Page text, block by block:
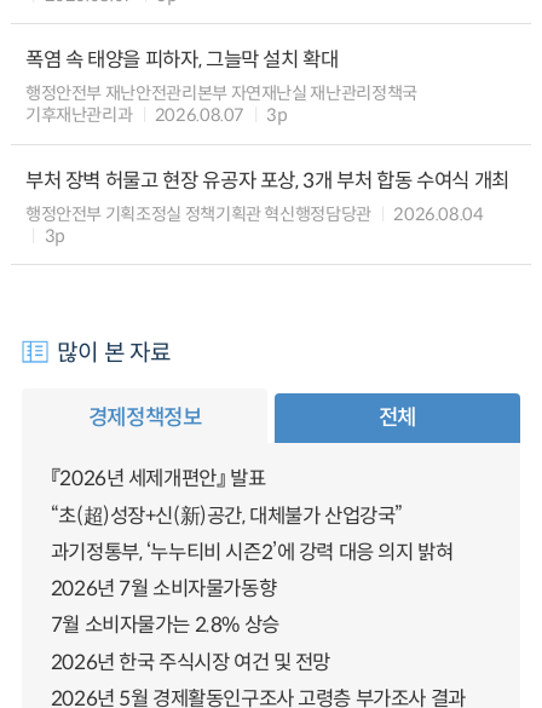
폭염 속 태양을 피하자, 그늘막 설치 확대
행정안전부 재난안전관리본부 자연재난실 재난관리정책국
기후재난관리과
2026.08.07 3p
부처 장벽 허물고 현장 유공자 포상, 3개 부처 합동 수여식 개최
행정안전부 기획조정실 정책기획관 혁신행정담당관
2026.08.04
3p
많이 본 자료
경제정책정보 전체
『2026년 세제개편안』 발표
“초(超)성장+신(新)공간, 대체불가 산업강국”
과기정통부, ‘누누티비 시즌2’에 강력 대응 의지 밝혀
2026년 7월 소비자물가동향
7월 소비자물가는 2.8% 상승
2026년 한국 주식시장 여건 및 전망
2026년 5월 경제활동인구조사 고령층 부가조사 결과